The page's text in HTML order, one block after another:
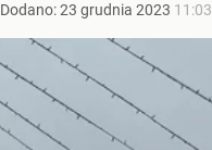
Dodano:23 grudnia 2023 11:03